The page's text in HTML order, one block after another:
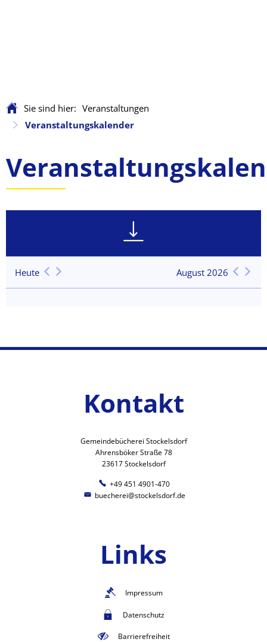
Sie sind hier: Veranstaltungen
Veranstaltungskalender
Heute August 2026
Kontakt
Gemeindebücherei Stockelsdorf
Ahrensböker Straße 78
23617 Stockelsdorf
+49 451 4901-470
buecherei@stockelsdorf.de
Links
Impressum
Datenschutz
Barrierefreiheit